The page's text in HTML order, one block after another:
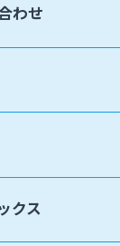
わせ
クス